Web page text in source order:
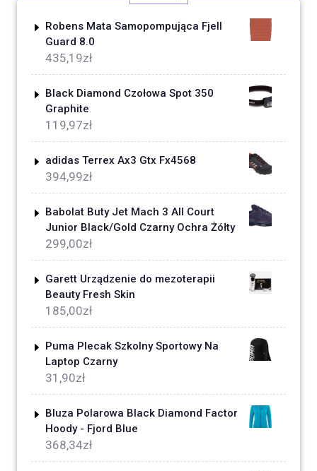
Robens Mata Samopompująca Fjell
Guard 8.0
435,19zł
Black Diamond Czołowa Spot 350
Graphite
119,97zł
adidas Terrex Ax3 Gtx Fx4568
394,99zł
Babolat Buty Jet Mach 3 All Court
Junior Black/Gold Czarny Ochra Żółty
299,00zł
Garett Urządzenie do mezoterapii
Beauty Fresh Skin
185,00zł
Puma Plecak Szkolny Sportowy Na
Laptop Czarny
31,90zł
Bluza Polarowa Black Diamond Factor
Hoody - Fjord Blue
368,34zł